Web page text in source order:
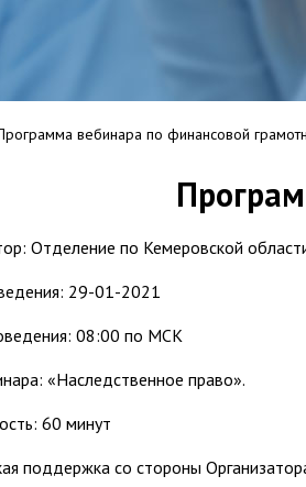
вебинара по финансовой
Отделение по Кемеровской
29-01-2021
08:00 по МСК
«Наследственное право».
60 минут
поддержка со стороны